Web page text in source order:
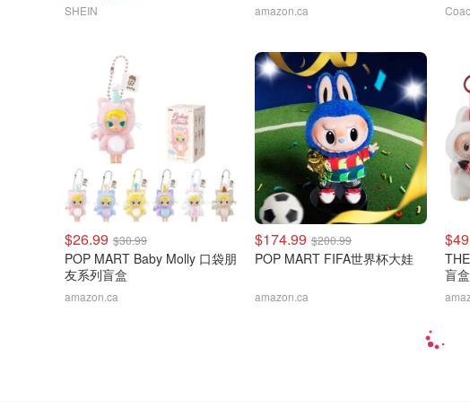
SHEIN amazon.ca
$26.99 $30.99
POP MART Baby Molly 口袋朋
友系列盲盒
amazon.ca
$174.99 $200.99
POP MART FIFA世界杯大娃
amazon.ca
盲盒